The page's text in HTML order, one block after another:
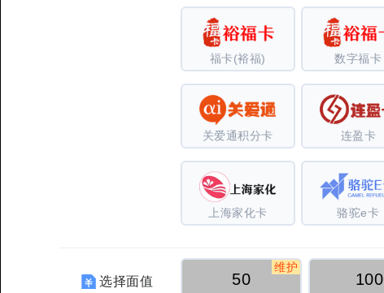
福卡(裕福) 数字福卡
关爱通积分卡 连盈卡
上海家化卡 骆驼e卡
选择面值 50
维护
100